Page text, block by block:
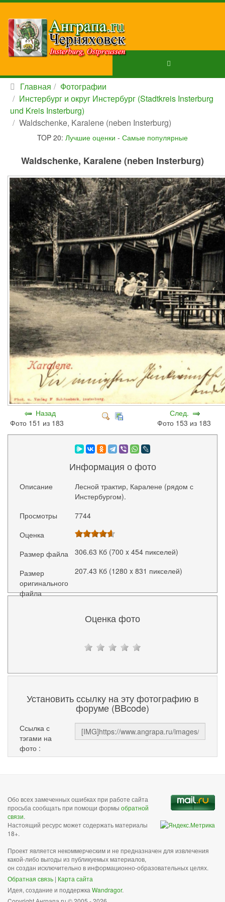
Главная
Фотографии
Инстербург и округ Инстербург (Stadtkreis Insterburg
und Kreis Insterburg)
Waldschenke, Karalene (neben Insterburg)
TOP 20: Лучшие оценки - Самые популярные
Waldschenke, Karalene (neben Insterburg)
Назад
Фото 151 из 183
След.
Фото 153 из 183
Информация о фото
Описание
Лесной трактир, Каралене (рядом с
Инстербургом).
Просмотры
7744
Оценка
Размер файла
306.63 Кб (700 x 454 пикселей)
Размер
оригинального
файла
207.43 Кб (1280 x 831 пикселей)
Оценка фото
Установить ссылку на эту фотографию в
форуме (BBcode)
Ссылка с
тэгами на
фото :
Обо всех замеченных ошибках при работе сайта
просьба сообщать при помощи формы обратной
связи.
Настоящий ресурс может содержать материалы
18+.
Проект является некоммерческим и не предназначен для извлечения
какой-либо выгоды из публикуемых материалов,
он создан исключительно в информационно-образовательных целях.
Обратная связь | Карта сайта
Идея, создание и поддержка Wandragor.